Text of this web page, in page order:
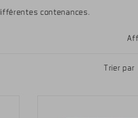
contenances.
Trier par